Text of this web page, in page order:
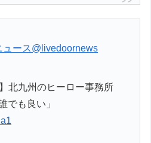
ュース@livedoornews
北九州のヒーロー事務所
でも良い」